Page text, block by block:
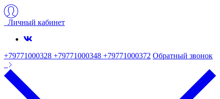
Личный кабинет
+79771000328 +79771000348 +79771000372 Обратный звонок